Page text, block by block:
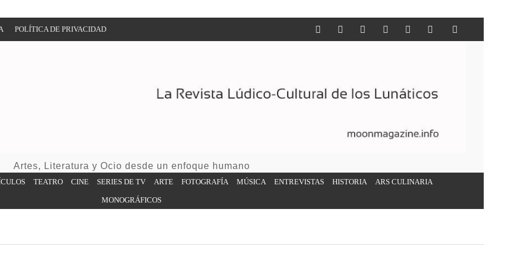
POLÍTICA DE PRIVACIDAD
Artes, Literatura y Ocio desde un enfoque humano
TEATRO CINE SERIES DE TV ARTE FOTOGRAFÍA MÚSICA ENTREVISTAS HISTORIA ARS CULINARIA
MONOGRÁFICOS